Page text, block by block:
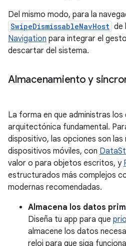
Del mismo modo, para la
SwipeDismissableNavHost de
Navigation para integrar el
descartar del sistema.
Almacenamiento y
La forma en que administras
arquitectónica fundamental.
dispositivo, las opciones son las
dispositivos móviles, con
valor o para objetos escritos, y
estructurados más complejos
modernas recomendadas.
Almacena los datos
Diseña tu app para que
almacene los datos
reloj para que siga